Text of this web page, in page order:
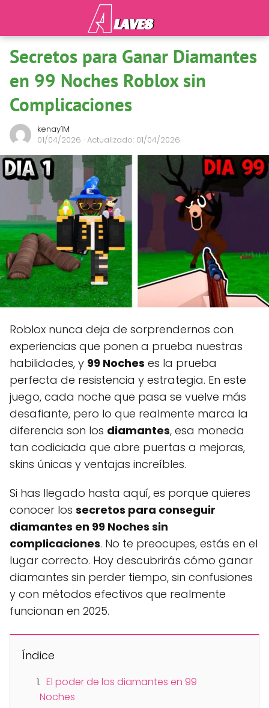
Secretos para Ganar Diamantes
en 99 Noches Roblox sin
Complicaciones
kenay1M
01/04/2026 · Actualizado: 01/04/2026
Roblox nunca deja de sorprendernos con
experiencias que ponen a prueba nuestras
habilidades, y 99 Noches es la prueba
perfecta de resistencia y estrategia. En este
juego, cada noche que pasa se vuelve más
desafiante, pero lo que realmente marca la
diferencia son los diamantes, esa moneda
tan codiciada que abre puertas a mejoras,
skins únicas y ventajas increíbles.
Si has llegado hasta aquí, es porque quieres
conocer los secretos para conseguir
diamantes en 99 Noches sin
complicaciones. No te preocupes, estás en el
lugar correcto. Hoy descubrirás cómo ganar
diamantes sin perder tiempo, sin confusiones
y con métodos efectivos que realmente
funcionan en 2025.
Índice
El poder de los diamantes en 99
Noches